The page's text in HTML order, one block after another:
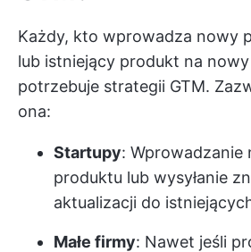
Każdy, kto wprowadza nowy
lub istniejący produkt na
potrzebuje strategii GTM.
ona:
Startupy: Wprowadzanie
produktu lub wysyłanie
aktualizacji do
Małe firmy: Nawet jeśli